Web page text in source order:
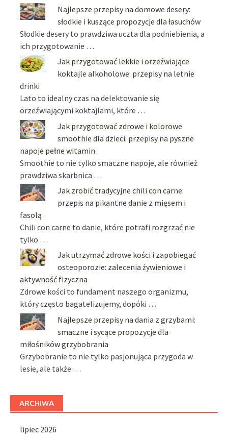
Najlepsze przepisy na domowe desery:
słodkie i kuszące propozycje dla łasuchów
Słodkie desery to prawdziwa uczta dla podniebienia, a
ich przygotowanie …
Jak przygotować lekkie i orzeźwiające
koktajle alkoholowe: przepisy na letnie
drinki
Lato to idealny czas na delektowanie się
orzeźwiającymi koktajlami, które …
Jak przygotować zdrowe i kolorowe
smoothie dla dzieci: przepisy na pyszne
napoje pełne witamin
Smoothie to nie tylko smaczne napoje, ale również
prawdziwa skarbnica …
Jak zrobić tradycyjne chili con carne:
przepis na pikantne danie z mięsem i
fasolą
Chili con carne to danie, które potrafi rozgrzać nie
tylko …
Jak utrzymać zdrowe kości i zapobiegać
osteoporozie: zalecenia żywieniowe i
aktywność fizyczna
Zdrowe kości to fundament naszego organizmu,
który często bagatelizujemy, dopóki …
Najlepsze przepisy na dania z grzybami:
smaczne i sycące propozycje dla
miłośników grzybobrania
Grzybobranie to nie tylko pasjonująca przygoda w
lesie, ale także …
ARCHIWA
lipiec 2026